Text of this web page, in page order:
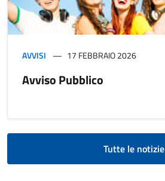
AVVISI 17 FEBBRAIO 2026
Avviso Pubblico
Tutte le notizie